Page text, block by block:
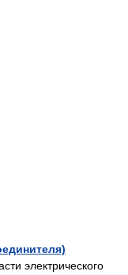
электрического